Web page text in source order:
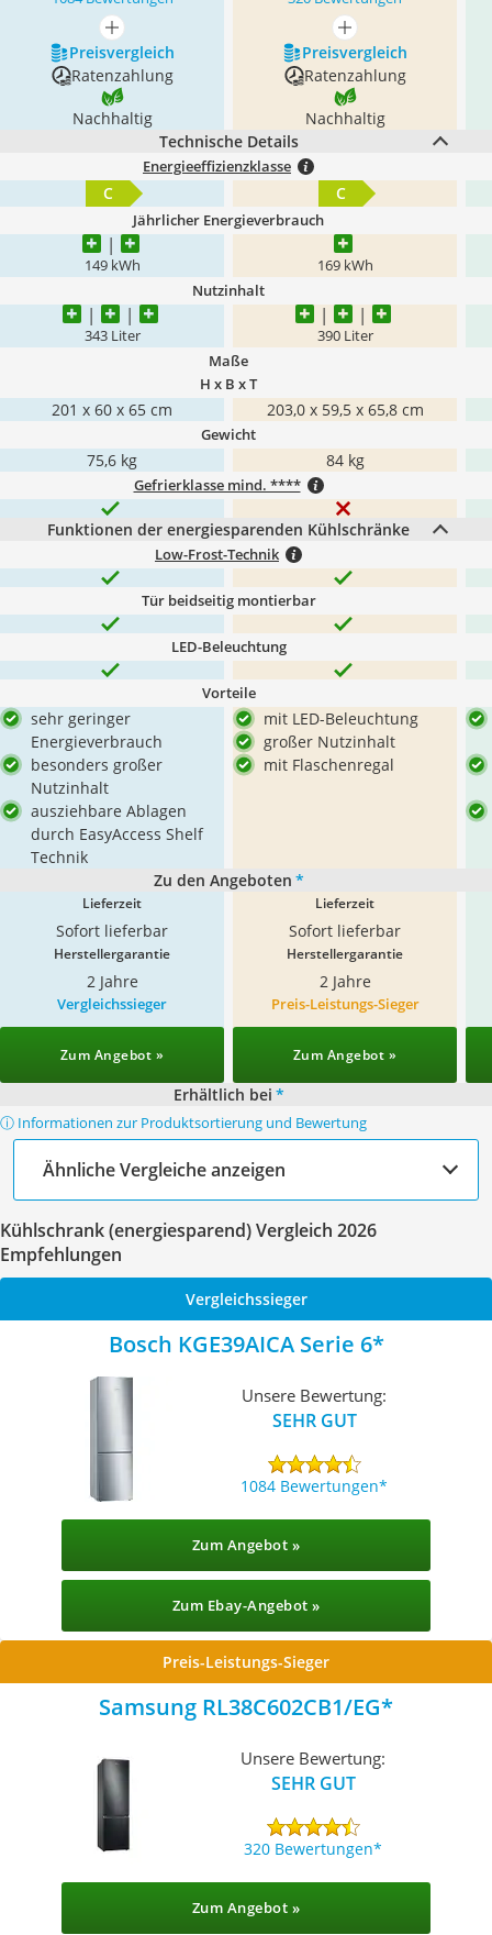
mehr anzeigen
mehr anzeigen
Preis­vergleich
Preis­vergleich
Ratenzahlung
Ratenzahlung
Nachhaltig
Nachhaltig
Technische Details
Energieeffizienzklasse
C C
Jährlicher Energieverbrauch
149 kWh 169 kWh
Nutzinhalt
343 Liter 390 Liter
Maße
H x B x T
201 x 60 x 65 cm 203,0 x 59,5 x 65,8 cm
Gewicht
75,6 kg 84 kg
Gefrierklasse mind. ****
Funktionen der energiesparenden Kühlschränke
Low-Frost-Technik
Tür beidseitig montierbar
LED-Beleuchtung
Vorteile
sehr geringer
Energieverbrauch
besonders großer
Nutzinhalt
ausziehbare Ablagen
durch EasyAccess Shelf
Technik
mit LED-Beleuchtung
großer Nutzinhalt
mit Flaschenregal
Zu den Angeboten *
Lieferzeit
Sofort lieferbar
Lieferzeit
Sofort lieferbar
Herstellergarantie
2 Jahre
Herstellergarantie
2 Jahre
Vergleichssieger
Zum Angebot »
Preis-Leistungs-Sieger
Zum Angebot »
Erhältlich bei *
ⓘ Informationen zur Produktsortierung und Bewertung
Ähnliche Vergleiche anzeigen
Kühlschrank (energiesparend) Vergleich 2026
Empfehlungen
Vergleichssieger
Bosch KGE39AICA Serie 6
Unsere Bewertung:
SEHR GUT
1084 Bewertungen
Zum Angebot »
Zum Ebay-Angebot »
Preis-Leistungs-Sieger
Samsung ‎RL38C602CB1/EG
Unsere Bewertung:
SEHR GUT
320 Bewertungen
Zum Angebot »